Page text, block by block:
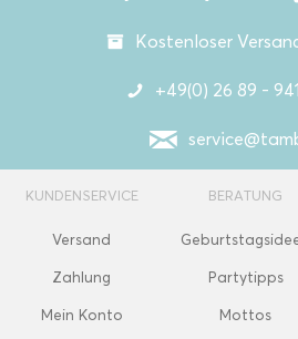
Kostenloser
+49(0) 26 89 -
KUNDENSERVICE
Versand
Zahlung
Mein Konto
BERATUNG
Partytipps
Mottos